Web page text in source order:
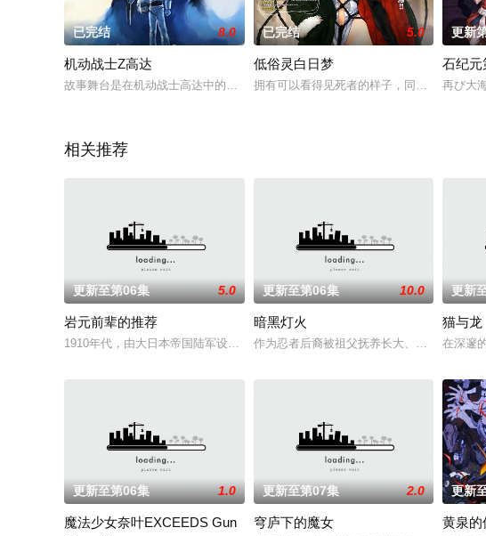
已完结 8.0
机动战士Z高达
故事舞台是在机动战士高达中的一年战争终结后七年。战争结束后一部份吉恩公
已完结 5.0
低俗灵白日梦
拥有可以看得见死者的样子，同时拥有通过
更新
石纪元
再び大
相关推荐
更新至第06集 5.0
岩元前辈的推荐
1910年代，由大日本帝国陆军设立的学校——陆军栖凤中学。这是一个为获取可
更新至第06集 10.0
暗黑灯火
作为忍者后裔被祖父抚养长大、拥有与动物
更新
猫与龙
在深邃
更新至第06集 1.0
魔法少女奈叶EXCEEDS Gun
更新至第07集 2.0
穹庐下的魔女
更新
黄泉的